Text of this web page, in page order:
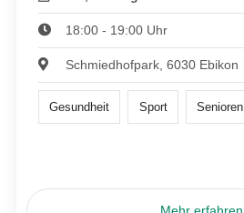
18:00 - 19:00 Uhr
Schmiedhofpark, 6030 Ebikon
Gesundheit Sport Senioren